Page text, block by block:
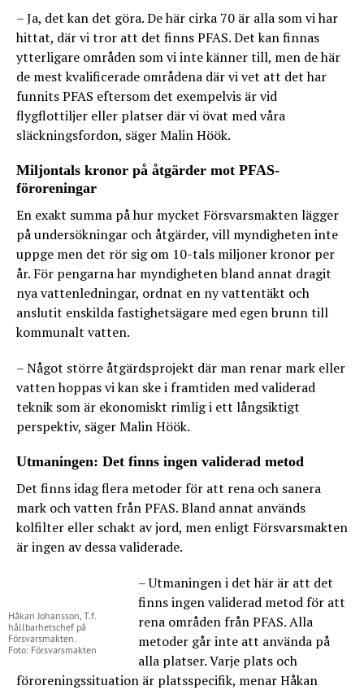
– Ja, det kan det göra. De här cirka 70 är alla som vi har
hittat, där vi tror att det finns PFAS. Det kan finnas
ytterligare områden som vi inte känner till, men de här
de mest kvalificerade områdena där vi vet att det har
funnits PFAS eftersom det exempelvis är vid
flygflottiljer eller platser där vi övat med våra
släckningsfordon, säger Malin Höök.
Miljontals kronor på åtgärder mot PFAS-
föroreningar
En exakt summa på hur mycket Försvarsmakten lägger
på undersökningar och åtgärder, vill myndigheten inte
uppge men det rör sig om 10-tals miljoner kronor per
år. För pengarna har myndigheten bland annat dragit
nya vattenledningar, ordnat en ny vattentäkt och
anslutit enskilda fastighetsägare med egen brunn till
kommunalt vatten.
– Något större åtgärdsprojekt där man renar mark eller
vatten hoppas vi kan ske i framtiden med validerad
teknik som är ekonomiskt rimlig i ett långsiktigt
perspektiv, säger Malin Höök.
Utmaningen: Det finns ingen validerad metod
Det finns idag flera metoder för att rena och sanera
mark och vatten från PFAS. Bland annat används
kolfilter eller schakt av jord, men enligt Försvarsmakten
är ingen av dessa validerade.
Håkan Johansson, T.f.
hållbarhetschef på
Försvarsmakten.
Foto: Försvarsmakten
– Utmaningen i det här är att det
finns ingen validerad metod för att
rena områden från PFAS. Alla
metoder går inte att använda på
alla platser. Varje plats och
föroreningssituation är platsspecifik, menar Håkan